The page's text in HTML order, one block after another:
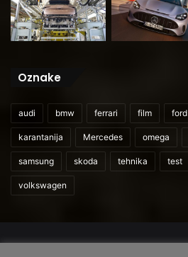
Oznake
audi bmw ferrari film ford
karantanija Mercedes omega
samsung skoda tehnika test
volkswagen